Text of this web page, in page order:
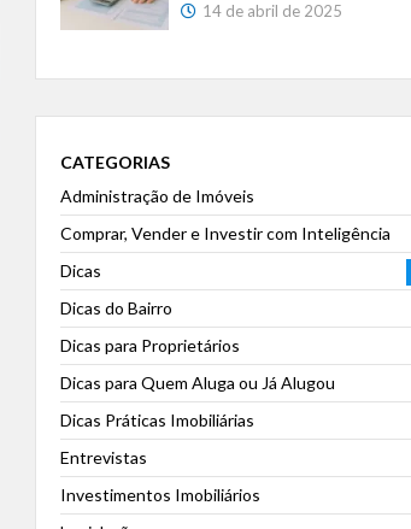
14 de abril de 2025
CATEGORIAS
Administração de Imóveis
Comprar, Vender e Investir com Inteligência
Dicas
Dicas do Bairro
Dicas para Proprietários
Dicas para Quem Aluga ou Já Alugou
Dicas Práticas Imobiliárias
Entrevistas
Investimentos Imobiliários